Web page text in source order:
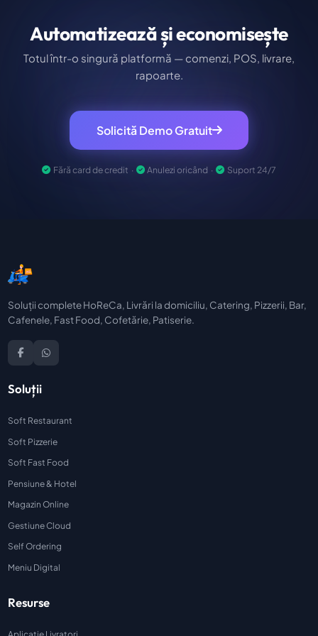
Automatizează și economisește
Totul într-o singură platformă — comenzi, POS, livrare,
rapoarte.
Solicită Demo Gratuit
Fără card de credit · Anulezi oricând · Suport 24/7
Soluții complete HoReCa, Livrări la domiciliu, Catering, Pizzerii, Bar,
Cafenele, Fast Food, Cofetărie, Patiserie.
Soluții
Soft Restaurant
Soft Pizzerie
Soft Fast Food
Pensiune & Hotel
Magazin Online
Gestiune Cloud
Self Ordering
Meniu Digital
Resurse